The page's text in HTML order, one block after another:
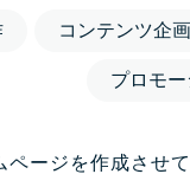
コンテンツ企画
プロモ
ージを作成させて